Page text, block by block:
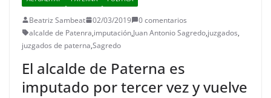
Beatriz Sambeat 02/03/2019
0 comentarios
alcalde de Patenra,imputación,Juan Antonio Sagredo,juzgados,
juzgados de paterna,Sagredo
El alcalde de Paterna es
imputado por tercer vez y vuelve